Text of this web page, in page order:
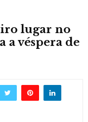
lugar no
a véspera de